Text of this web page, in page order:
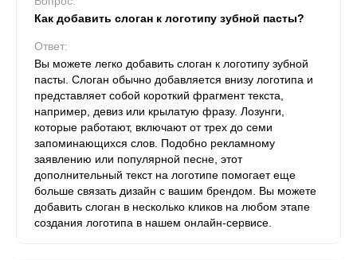
Как добавить слоган к логотипу зубной пасты?
Ответ:
Вы можете легко добавить слоган к логотипу зубной
пасты. Слоган обычно добавляется внизу логотипа и
представляет собой короткий фрагмент текста,
например, девиз или крылатую фразу. Лозунги,
которые работают, включают от трех до семи
запоминающихся слов. Подобно рекламному
заявлению или популярной песне, этот
дополнительный текст на логотипе помогает еще
больше связать дизайн с вашим брендом. Вы можете
добавить слоган в несколько кликов на любом этапе
создания логотипа в нашем онлайн-сервисе.